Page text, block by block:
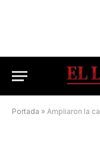
Portada » Ampliaron la